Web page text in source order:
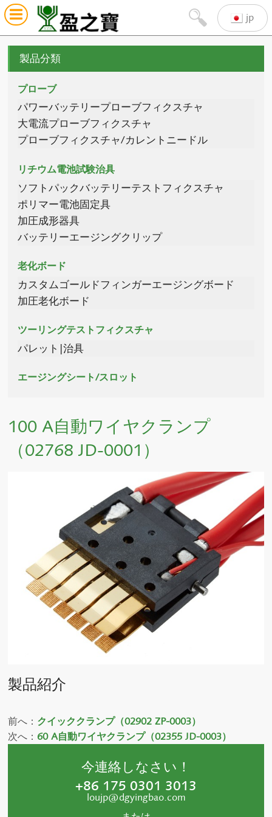
jp
製品分類
プローブ
パワーバッテリープローブフィクスチャ
大電流プローブフィクスチャ
プローブフィクスチャ/カレントニードル
リチウム電池試験治具
ソフトパックバッテリーテストフィクスチャ
ポリマー電池固定具
加圧成形器具
バッテリーエージングクリップ
老化ボード
カスタムゴールドフィンガーエージングボード
加圧老化ボード
ツーリングテストフィクスチャ
パレット|治具
エージングシート/スロット
100 A自動ワイヤクランプ
（02768 JD-0001）
製品紹介
前へ： クイッククランプ（02902 ZP-0003）
次へ： 60 A自動ワイヤクランプ（02355 JD-0003）
今連絡しなさい！
+86 175 0301 3013
loujp@dgyingbao.com